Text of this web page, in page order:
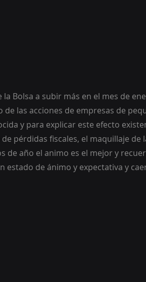
Bolsa a subir más en el mes de
las acciones de empresas de
y para explicar este efecto
pérdidas fiscales, el maquillaje de
de año el animo es el mejor y
estado de ánimo y expectativa y